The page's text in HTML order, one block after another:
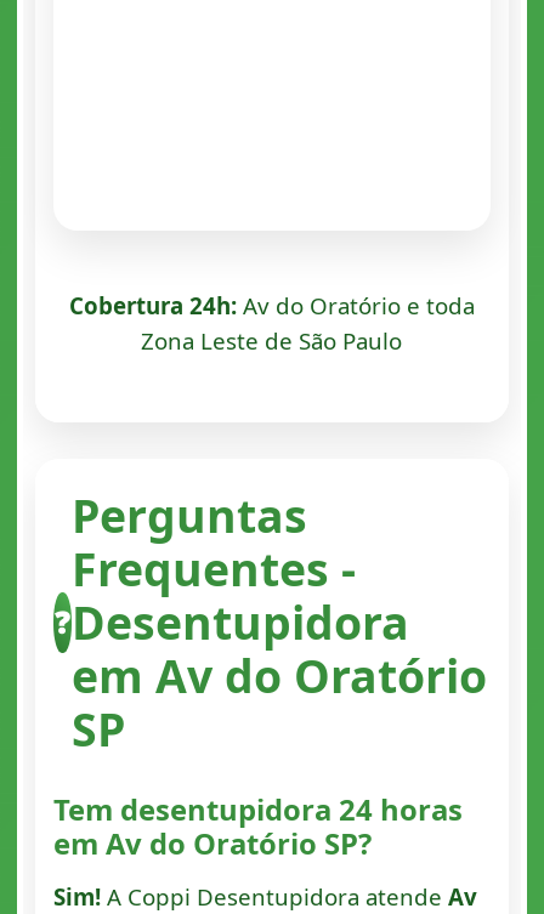
Cobertura 24h:Av do Oratório e toda
Zona Leste de São Paulo
❓
Perguntas
Frequentes -
Desentupidora
em Av do Oratório
SP
Tem desentupidora 24 horas
em Av do Oratório SP?
Sim!A Coppi Desentupidora atende Av